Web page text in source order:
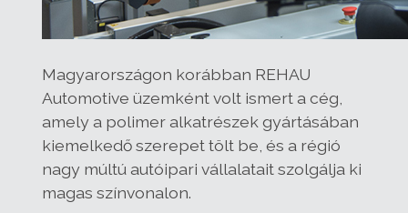
Magyarországon korábban REHAU
Automotive üzemként volt ismert a cég,
amely a polimer alkatrészek gyártásában
kiemelkedő szerepet tölt be, és a régió
nagy múltú autóipari vállalatait szolgálja ki
magas színvonalon.